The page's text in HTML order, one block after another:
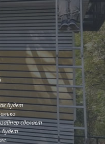
будет
сделает
будет